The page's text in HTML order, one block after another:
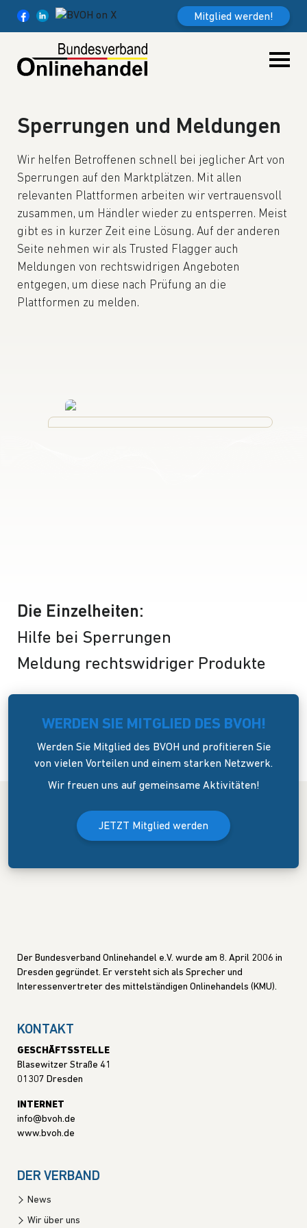
Weiter zum Inhalt
Mitglied werden!
Sperrungen und Meldungen
Wir helfen Betroffenen schnell bei jeglicher Art von
Sperrungen auf den Marktplätzen. Mit allen
relevanten Plattformen arbeiten wir vertrauensvoll
zusammen, um Händler wieder zu entsperren. Meist
gibt es in kurzer Zeit eine Lösung. Auf der anderen
Seite nehmen wir als Trusted Flagger auch
Meldungen von rechtswidrigen Angeboten
entgegen, um diese nach Prüfung an die
Plattformen zu melden.
Die Einzelheiten:
Hilfe bei Sperrungen
Meldung rechtswidriger Produkte
WERDEN SIE MITGLIED DES BVOH!
Werden Sie Mitglied des BVOH und profitieren Sie
von vielen Vorteilen und einem starken Netzwerk.
Wir freuen uns auf gemeinsame Aktivitäten!
JETZT Mitglied werden
Der Bundesverband Onlinehandel e.V. wurde am 8. April 2006 in
Dresden gegründet. Er versteht sich als Sprecher und
Interessenvertreter des mittelständigen Onlinehandels (KMU).
KONTAKT
GESCHÄFTSSTELLE
Blasewitzer Straße 41
01307 Dresden
INTERNET
info@bvoh.de
www.bvoh.de
DER VERBAND
News
Wir über uns